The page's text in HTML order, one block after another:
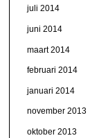
juli 2014
juni 2014
maart 2014
februari 2014
januari 2014
november 2013
oktober 2013